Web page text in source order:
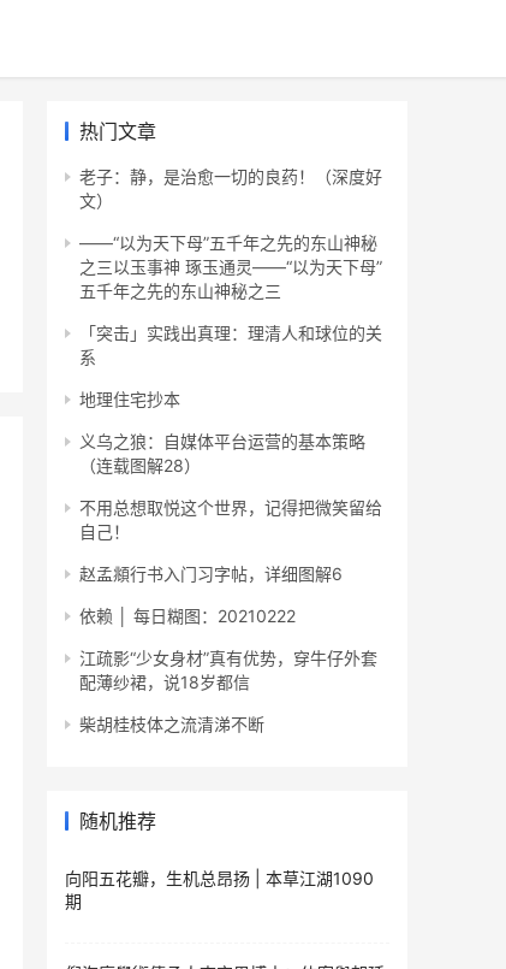
热门文章
老子：静，是治愈一切的良药！（深度好
文）
——“以为天下母”五千年之先的东山神秘
之三以玉事神 琢玉通灵——“以为天下母”
五千年之先的东山神秘之三
「突击」实践出真理：理清人和球位的关
系
地理住宅抄本
义乌之狼：自媒体平台运营的基本策略
（连载图解28）
不用总想取悦这个世界，记得把微笑留给
自己！
赵孟頫行书入门习字帖，详细图解6
依赖 │ 每日糊图：20210222
江疏影“少女身材”真有优势，穿牛仔外套
配薄纱裙，说18岁都信
柴胡桂枝体之流清涕不断
随机推荐
向阳五花瓣，生机总昂扬 | 本草江湖1090
期